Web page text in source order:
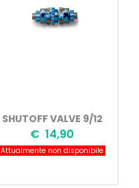
SHUTOFF VALVE 9/12
€ 14,90
Attualmente non disponibile